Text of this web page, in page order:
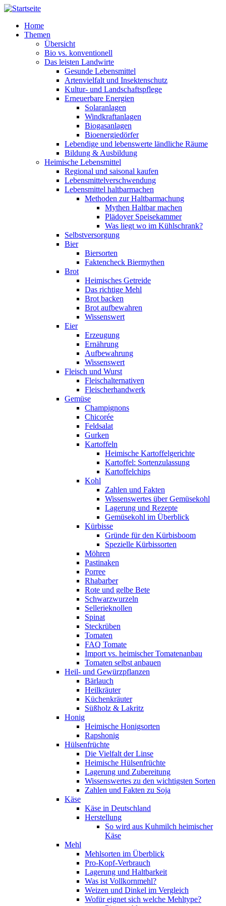
Direkt zum Inhalt
Home
Themen
Übersicht
Bio vs. konventionell
Das leisten Landwirte
Gesunde Lebensmittel
Artenvielfalt und Insektenschutz
Kultur- und Landschaftspflege
Erneuerbare Energien
Solaranlagen
Windkraftanlagen
Biogasanlagen
Bioenergiedörfer
Lebendige und lebenswerte ländliche Räume
Bildung & Ausbildung
Heimische Lebensmittel
Regional und saisonal kaufen
Lebensmittelverschwendung
Lebensmittel haltbarmachen
Methoden zur Haltbarmachung
Mythen Haltbar machen
Plädoyer Speisekammer
Was liegt wo im Kühlschrank?
Selbstversorgung
Bier
Biersorten
Faktencheck Biermythen
Brot
Heimisches Getreide
Das richtige Mehl
Brot backen
Brot aufbewahren
Wissenswert
Eier
Erzeugung
Ernährung
Aufbewahrung
Wissenswert
Fleisch und Wurst
Fleischalternativen
Fleischerhandwerk
Gemüse
Champignons
Chicorée
Feldsalat
Gurken
Kartoffeln
Heimische Kartoffelgerichte
Kartoffel: Sortenzulassung
Kartoffelchips
Kohl
Zahlen und Fakten
Wissenswertes über Gemüsekohl
Lagerung und Rezepte
Gemüsekohl im Überblick
Kürbisse
Gründe für den Kürbisboom
Spezielle Kürbissorten
Möhren
Pastinaken
Porree
Rhabarber
Rote und gelbe Bete
Schwarzwurzeln
Sellerieknollen
Spinat
Steckrüben
Tomaten
FAQ Tomate
Import vs. heimischer Tomatenanbau
Tomaten selbst anbauen
Heil- und Gewürzpflanzen
Bärlauch
Heilkräuter
Küchenkräuter
Süßholz & Lakritz
Honig
Heimische Honigsorten
Rapshonig
Hülsenfrüchte
Die Vielfalt der Linse
Heimische Hülsenfrüchte
Lagerung und Zubereitung
Wissenswertes zu den wichtigsten Sorten
Zahlen und Fakten zu Soja
Käse
Käse in Deutschland
Herstellung
So wird aus Kuhmilch heimischer
Käse
Mehl
Mehlsorten im Überblick
Pro-Kopf-Verbrauch
Lagerung und Haltbarkeit
Was ist Vollkornmehl?
Weizen und Dinkel im Vergleich
Wofür eignet sich welche Mehltype?